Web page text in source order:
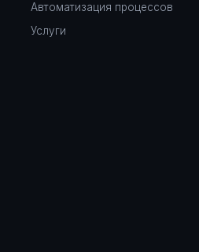
Автоматизация процессов
Услуги